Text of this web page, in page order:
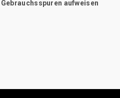
aufweisen